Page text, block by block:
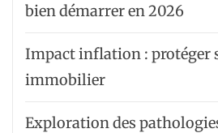
bien démarrer en 2026
Impact inflation : protéger
immobilier
Exploration des